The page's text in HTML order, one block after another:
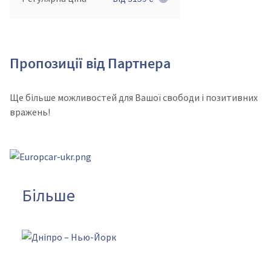
Пропозиції від Партнера
Ще більше можливостей для Вашої свободи і позитивних
вражень!
Більше